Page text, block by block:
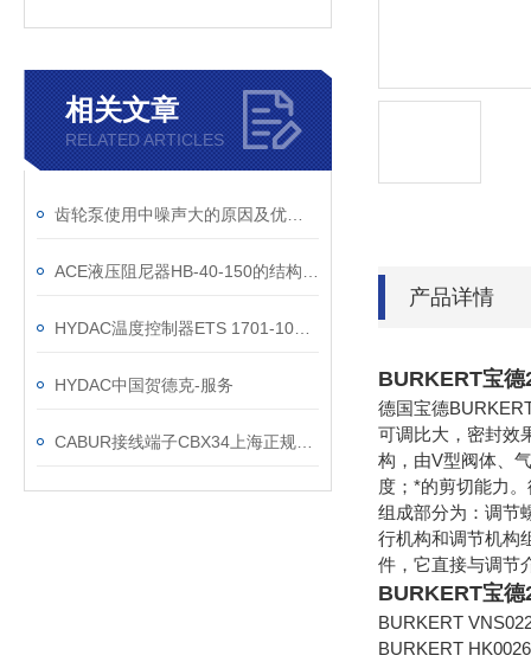
相关文章
RELATED ARTICLES
HYDAC中国贺德克-服务
产品详情
BURKERT宝
德国宝德
可调比大，密封效
构，由V型阀体、
度；*的剪切能力
组成部分为：调节
行机构和调节机构
件，它直接与调节
BURKERT宝
BURKERT
BURKERT